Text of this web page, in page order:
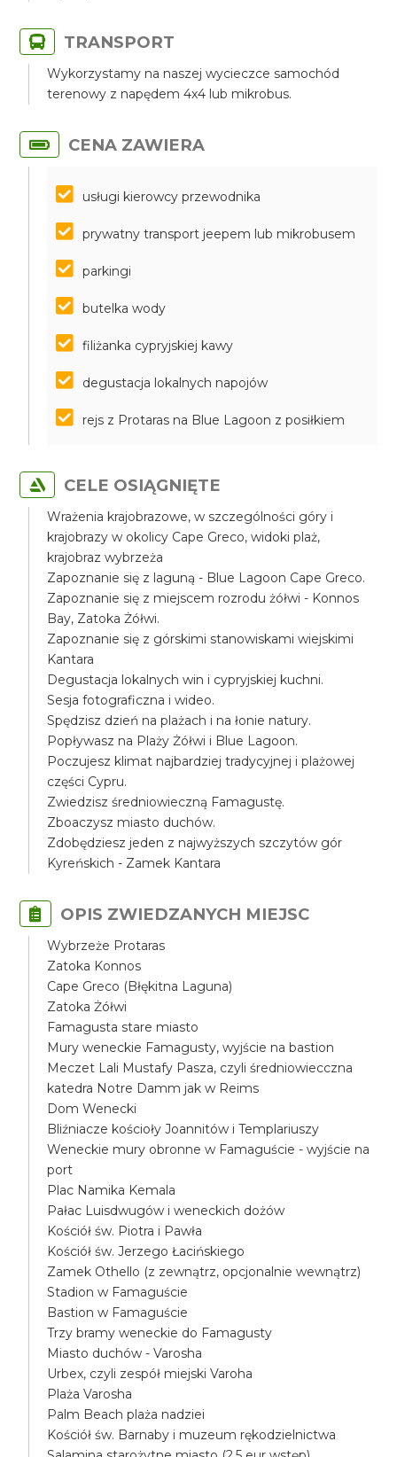
TRANSPORT
Wykorzystamy na naszej wycieczce samochód
terenowy z napędem 4x4 lub mikrobus.
CENA ZAWIERA
usługi kierowcy przewodnika
prywatny transport jeepem lub mikrobusem
parkingi
butelka wody
filiżanka cypryjskiej kawy
degustacja lokalnych napojów
rejs z Protaras na Blue Lagoon z posiłkiem
CELE OSIĄGNIĘTE
Wrażenia krajobrazowe, w szczególności góry i
krajobrazy w okolicy Cape Greco, widoki plaż,
krajobraz wybrzeża
Zapoznanie się z laguną - Blue Lagoon Cape Greco.
Zapoznanie się z miejscem rozrodu żółwi - Konnos
Bay, Zatoka Żółwi.
Zapoznanie się z górskimi stanowiskami wiejskimi
Kantara
Degustacja lokalnych win i cypryjskiej kuchni.
Sesja fotograficzna i wideo.
Spędzisz dzień na plażach i na łonie natury.
Popływasz na Plaży Żółwi i Blue Lagoon.
Poczujesz klimat najbardziej tradycyjnej i plażowej
części Cypru.
Zwiedzisz średniowieczną Famagustę.
Zboaczysz miasto duchów.
Zdobędziesz jeden z najwyższych szczytów gór
Kyreńskich - Zamek Kantara
OPIS ZWIEDZANYCH MIEJSC
Wybrzeże Protaras
Zatoka Konnos
Cape Greco (Błękitna Laguna)
Zatoka Żółwi
Famagusta stare miasto
Mury weneckie Famagusty, wyjście na bastion
Meczet Lali Mustafy Pasza, czyli średniowiecczna
katedra Notre Damm jak w Reims
Dom Wenecki
Bliźniacze kościoły Joannitów i Templariuszy
Weneckie mury obronne w Famaguście - wyjście na
port
Plac Namika Kemala
Pałac Luisdwugów i weneckich dożów
Kościół św. Piotra i Pawła
Kościół św. Jerzego Łacińskiego
Zamek Othello (z zewnątrz, opcjonalnie wewnątrz)
Stadion w Famaguście
Bastion w Famaguście
Trzy bramy weneckie do Famagusty
Miasto duchów - Varosha
Urbex, czyli zespół miejski Varoha
Plaża Varosha
Palm Beach plaża nadziei
Kościół św. Barnaby i muzeum rękodzielnictwa